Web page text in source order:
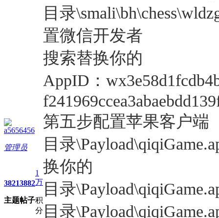
a5656456
管理员
3821
主题
3882
帖子
1
万
积
分
目录
置微信开发者
搜索替换你的
AppID：
第五步配置苹果客户端
目录
换你的
目录
目录